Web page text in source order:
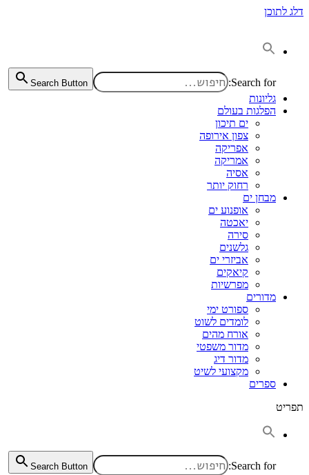
דלג לתוכן
Search for:
Search Button
גליונות
הפלגות בעולם
ים תיכון
צפון אירופה
אפריקה
אמריקה
אסיה
רחוק יותר
מבחן ים
אופנוע ים
יאכטה
סירה
גלשנים
אביזרי ים
קיאקים
מפרשיות
מדורים
ספורט ימי
לומדים לשוט
אורח מהים
מדור משפטי
מדור דיג
מקצועי לשיט
ספרים
תפריט
Search for:
Search Button